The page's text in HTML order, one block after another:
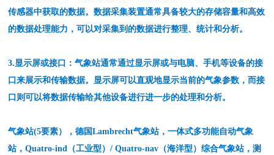
传感器中获取的数据。数据采集装置通常具备较大的存储容量和高效
的数据处理能力，可以对采集到的数据进行整理、统计和分析。
3.显示屏或接口：气象站通常通过显示屏或与电脑、手机等设备的接
口来展示和传输数据。显示屏可以直观地显示当前的气象参数，而接
口则可以将数据传输给其他设备进行进一步的处理和分析。
气象站(5要素），德国Lambrecht气象站，一体式多功能自动气象
站，Quatro-ind（工业型）/ Quatro-nav（海洋型）综合气象站，测